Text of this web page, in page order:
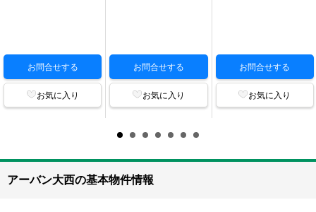
お問合せする
お気に入り
お問合せする
お気に入り
お問合せする
お気に入り
アーバン大西の基本物件情報